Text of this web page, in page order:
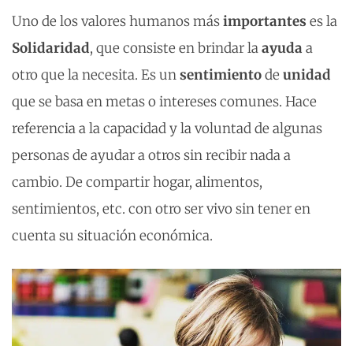
Uno de los valores humanos másimportantes es la
Solidaridad, que consiste en brindar laayudaa
otro que la necesita. Es unsentimientode unidad
que se basa en metas o intereses comunes. Hace
referencia a la capacidad y la voluntad de algunas
personas de ayudar a otros sin recibir nada a
cambio. De compartir hogar, alimentos,
sentimientos, etc. con otro ser vivo sin tener en
cuenta su situación económica.